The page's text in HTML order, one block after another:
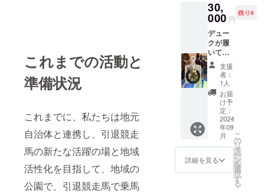
これまでの活動と
準備状況
これまでに、私たちは地元
自治体と連携し、引退競走
馬の新たな活躍の場と地域
活性化を目指して、地域の
公園で、引退競走馬で乗馬
削蹄(爪
の形を
整える
こと) と
なりま
す。 ６
週間に
１回の
ペース
で装蹄
師さん
が来て
下さる
のです
が、日
程が確
定する
30,
000 円
残り9
デュー
クが履
いてい
た蹄鉄
のオブ
ジェを
お送り
しま
す。 ※
蹄鉄の
オブ
ジェは
仕様が
変わる
場合が
支援
者：
1人
お届
け予
定：
2024
年09
月
詳細を見る
こ
の
リ
タ
ー
ン
を
選
択
す
る